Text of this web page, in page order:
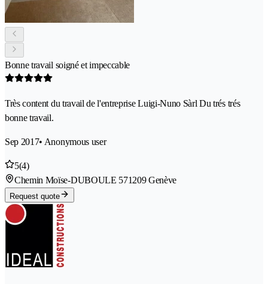
Bonne travail soigné et impeccable
Très content du travail de l'entreprise Luigi-Nuno Sàrl Du trés trés
bonne travail.
Sep 2017• Anonymous user
5(4)
Chemin Moïse-DUBOULE 571209 Genève
Request quote